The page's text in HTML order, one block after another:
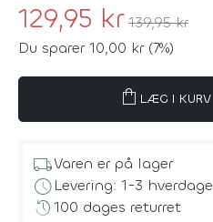
129,95 kr 139,95 kr
Du sparer 10,00 kr (7%)
shopping_bag LÆG I KURV
local_shippingVaren er på lager
scheduleLevering: 1-3 hverdage
history100 dages returret